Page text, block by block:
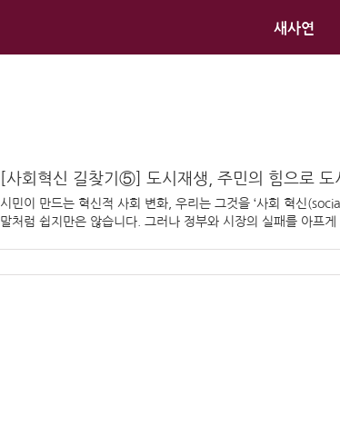
새사연
[사회혁신 길찾기⑤] 도시재생, 주민의 힘으로
시민이 만드는 혁신적 사회 변화, 우리는 그것을 ‘사회 혁신
말처럼 쉽지만은 않습니다. 그러나 정부와 시장의 실패를 아프